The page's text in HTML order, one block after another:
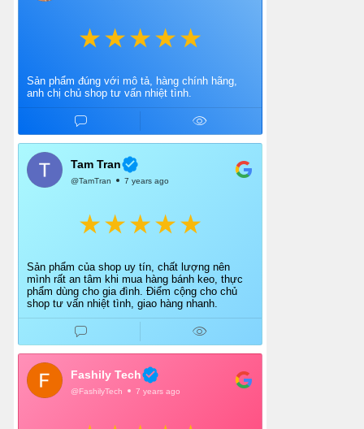
Sản phẩm đúng với mô tả, hàng chính hãng,
anh chị chủ shop tư vấn nhiệt tình.
Tam Tran
@TamTran 7 years ago
Sản phẩm của shop uy tín, chất lượng nên
mình rất an tâm khi mua hàng bánh keo, thực
phẩm dùng cho gia đình. Điểm cộng cho chủ
shop tư vấn nhiệt tình, giao hàng nhanh.
Fashily Tech
@FashilyTech 7 years ago